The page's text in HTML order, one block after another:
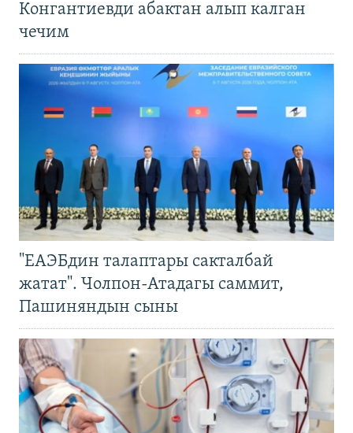
Конгантиевди абактан алып калган
чечим
"ЕАЭБдин талаптары сакталбай
жатат". Чолпон-Атадагы саммит,
Пашиняндын сыны